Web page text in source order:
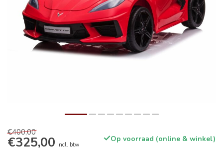
€400,00
€325,00 Incl. btw
Op voorraad (online & winkel)